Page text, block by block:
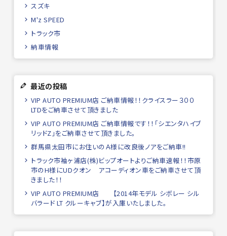
スズキ
M'z SPEED
トラック市
納車情報
最近の投稿
VIP AUTO PREMIUM店 ご納車情報！！クライスラー３００
LTDをご納車させて頂きました
VIP AUTO PREMIUM店 ご納車情報です！！「シエンタハイブ
リッドZ」をご納車させて頂きました。
群馬県太田市にお住いのＡ様に改良後ノアをご納車!!
トラック市袖ヶ浦店(株)ビップオートよりご納車速報！！市原
市のH様にUDクオン アコーディオン車をご納車させて頂
きました！！
VIP AUTO PREMIUM店 【2014年モデル シボレー シル
バラード LT クルーキャブ】が入庫いたしました。